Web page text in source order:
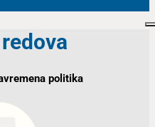
politika